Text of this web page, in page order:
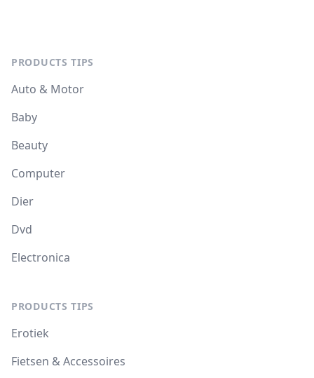
PRODUCTS TIPS
Auto & Motor
Baby
Beauty
Computer
Dier
Dvd
Electronica
PRODUCTS TIPS
Erotiek
Fietsen & Accessoires